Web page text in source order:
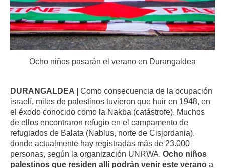
Ocho niños pasarán el verano en Durangaldea
DURANGALDEA | Como consecuencia de la ocupación
israelí, miles de palestinos tuvieron que huir en 1948, en
el éxodo conocido como la Nakba (catástrofe). Muchos
de ellos encontraron refugio en el campamento de
refugiados de Balata (Nablus, norte de Cisjordania),
donde actualmente hay registradas más de 23.000
personas, según la organización UNRWA. Ocho niños
palestinos que residen allí podrán venir este verano a